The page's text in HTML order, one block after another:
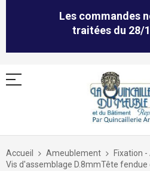
Les commandes
traitées du 28/
Allez
contenu
Accueil Ameublement
Fixation
Vis d'assemblage D.8mmTête fendue